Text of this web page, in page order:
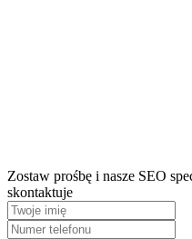
Zostaw prośbę i nasze SEO
skontaktuje